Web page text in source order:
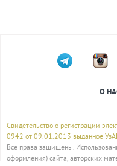
О
Свидетельство о регистрации
0942 от 09.01.2013 выданное
Все права защищены.
оформления) сайта, авторских